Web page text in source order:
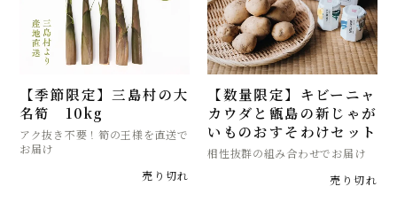
【季節限定】三島村の大
名筍 10kg
アク抜き不要！筍の王様を直送で
お届け
売り切れ
【数量限定】キビーニャ
カウダと甑島の新じゃが
いものおすそわけセット
相性抜群の組み合わせでお届け
売り切れ